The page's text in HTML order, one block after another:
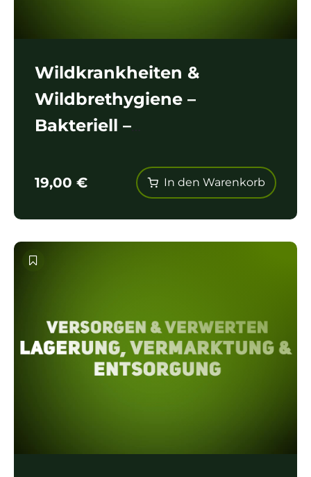
Wildkrankheiten &
Wildbrethygiene –
Bakteriell –
19,00 € In den Warenkorb